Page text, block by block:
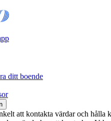
ditt boende
att kontakta värdar och hålla